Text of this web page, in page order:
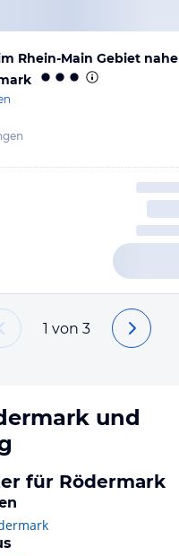
Rhein-Main Gebiet nahe
1 von 3
und
für Rödermark